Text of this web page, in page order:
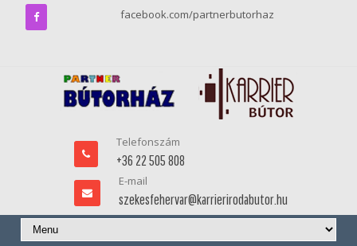
facebook.com/partnerbutorhaz
Telefonszám
+36 22 505 808
E-mail
szekesfehervar@karrierirodabutor.hu